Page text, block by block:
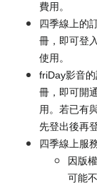
費用。
四季線上的
冊，即可登
使用。
friDay影音
冊，即可開
用。若已有
先登出後再
四季線上服
因版
可能不